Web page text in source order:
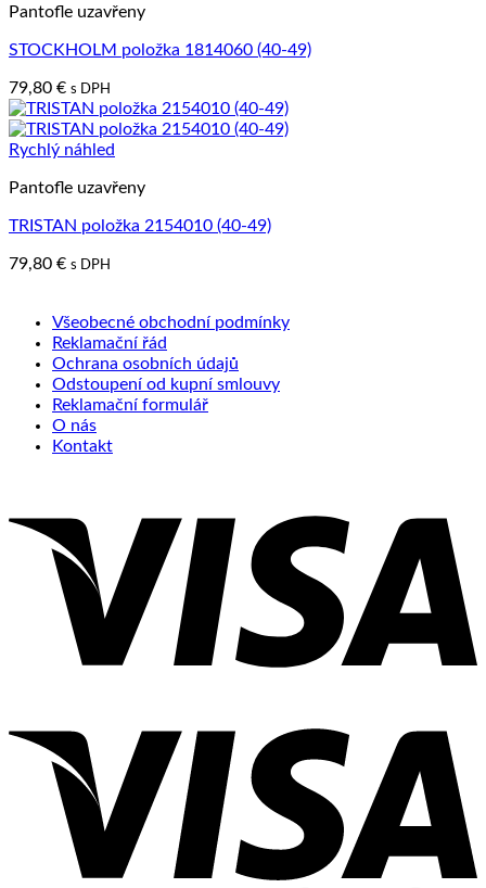
Pantofle uzavřeny
STOCKHOLM položka 1814060 (40-49)
79,80 € s DPH
Rychlý náhled
Pantofle uzavřeny
TRISTAN položka 2154010 (40-49)
79,80 € s DPH
Všeobecné obchodní podmínky
Reklamační řád
Ochrana osobních údajů
Odstoupení od kupní smlouvy
Reklamační formulář
O nás
Kontakt